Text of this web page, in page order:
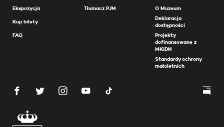
Ekspozycja
Kup bilety
FAQ
Tłumacz PJM
O Muzeum
Deklaracja
dostępności
Projekty
dofinansowane z
MKiDN
Standardy ochrony
małoletnich